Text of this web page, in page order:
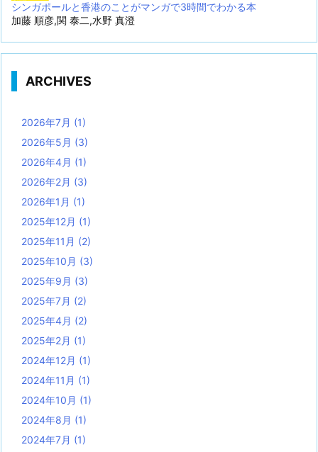
シンガポールと香港のことがマンガで3時間でわかる本
加藤 順彦,関 泰二,水野 真澄
ARCHIVES
2026年7月 (1)
2026年5月 (3)
2026年4月 (1)
2026年2月 (3)
2026年1月 (1)
2025年12月 (1)
2025年11月 (2)
2025年10月 (3)
2025年9月 (3)
2025年7月 (2)
2025年4月 (2)
2025年2月 (1)
2024年12月 (1)
2024年11月 (1)
2024年10月 (1)
2024年8月 (1)
2024年7月 (1)